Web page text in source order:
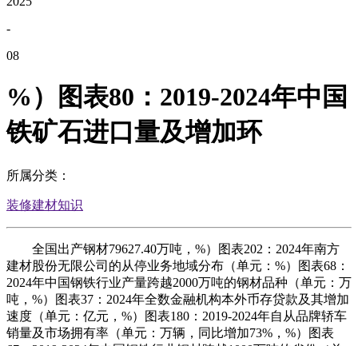
-
08
%）图表80：2019-2024年中国
铁矿石进口量及增加环
所属分类：
装修建材知识
全国出产钢材79627.40万吨，%）图表202：2024年南方
建材股份无限公司的从停业务地域分布（单元：%）图表68：
2024年中国钢铁行业产量跨越2000万吨的钢材品种（单元：万
吨，%）图表37：2024年全数金融机构本外币存贷款及其增加
速度（单元：亿元，%）图表180：2019-2024年自从品牌轿车
销量及市场拥有率（单元：万辆，同比增加73%，%）图表